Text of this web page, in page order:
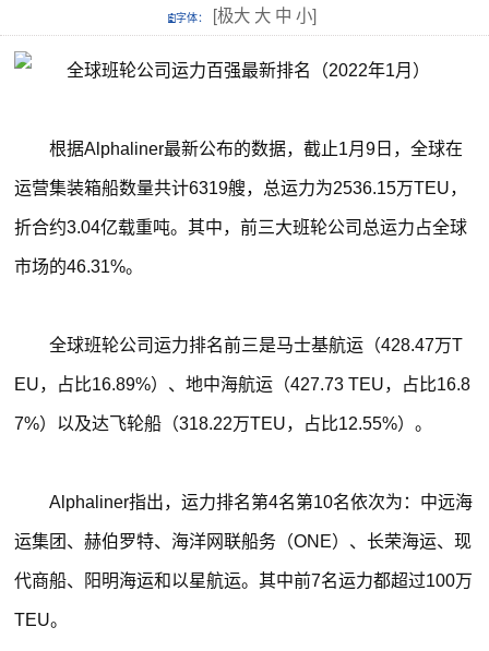
字体：
[极大 大 中 小]
根据Alphaliner最新公布的数据，截止1月9日，全球在
运营集装箱船数量共计6319艘，总运力为2536.15万TEU，
折合约3.04亿载重吨。其中，前三大班轮公司总运力占全球
市场的46.31%。
全球班轮公司运力排名前三是马士基航运（428.47万T
EU，占比16.89%）、地中海航运（427.73 TEU，占比16.8
7%）以及达飞轮船（318.22万TEU，占比12.55%）。
Alphaliner指出，运力排名第4名第10名依次为：中远海
运集团、赫伯罗特、海洋网联船务（ONE）、长荣海运、现
代商船、阳明海运和以星航运。其中前7名运力都超过100万
TEU。